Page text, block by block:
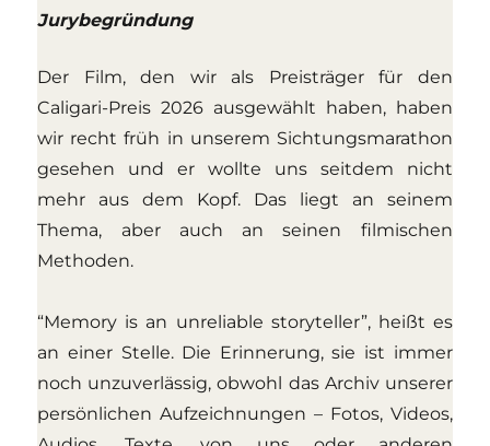
Jurybegründung
Der Film, den wir als Preisträger für den
Caligari-Preis 2026 ausgewählt haben, haben
wir recht früh in unserem Sichtungsmarathon
gesehen und er wollte uns seitdem nicht
mehr aus dem Kopf. Das liegt an seinem
Thema, aber auch an seinen filmischen
Methoden.
“Memory is an unreliable storyteller”, heißt es
an einer Stelle. Die Erinnerung, sie ist immer
noch unzuverlässig, obwohl das Archiv unserer
persönlichen Aufzeichnungen – Fotos, Videos,